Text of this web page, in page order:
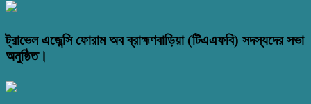
ট্রাভেল এজেন্সি ফোরাম অব ব্রাহ্মণবাড়িয়া (টিএএফবি) সদস্যদের সভা
অনুষ্ঠিত।